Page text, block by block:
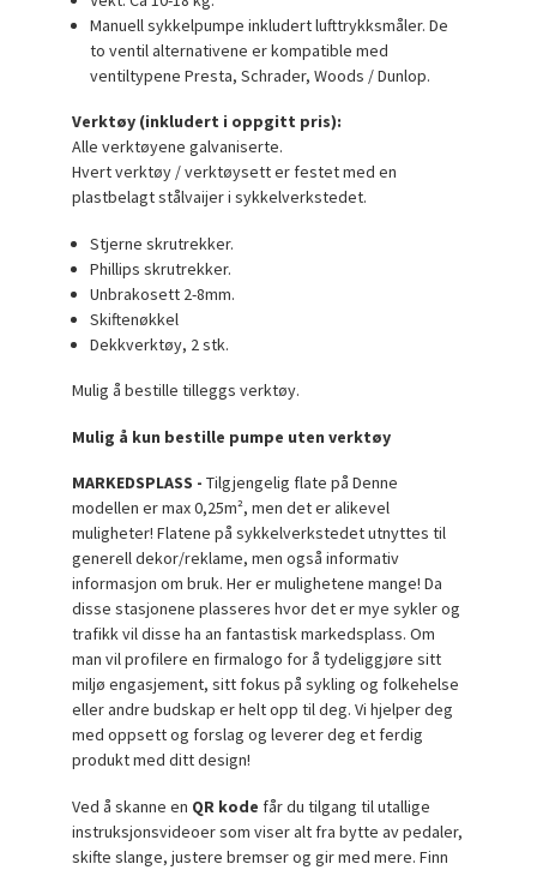
Manuell sykkelpumpe inkludert lufttrykksmåler. De
to ventil alternativene er kompatible med
ventiltypene Presta, Schrader, Woods / Dunlop.
Verktøy (inkludert i oppgitt pris):
Alle verktøyene galvaniserte.
Hvert verktøy / verktøysett er festet med en
plastbelagt stålvaijer i sykkelverkstedet.
Stjerne skrutrekker.
Phillips skrutrekker.
Unbrakosett 2-8mm.
Skiftenøkkel
Dekkverktøy, 2 stk.
Mulig å bestille tilleggs verktøy.
Mulig å kun bestille pumpe uten verktøy
MARKEDSPLASS -Tilgjengelig flate på Denne
modellen er max 0,25m², men det er alikevel
muligheter! Flatene på sykkelverkstedet utnyttes til
generell dekor/reklame, men også informativ
informasjon om bruk. Her er mulighetene mange! Da
disse stasjonene plasseres hvor det er mye sykler og
trafikk vil disse ha an fantastisk markedsplass. Om
man vil profilere en firmalogo for å tydeliggjøre sitt
miljø engasjement, sitt fokus på sykling og folkehelse
eller andre budskap er helt opp til deg. Vi hjelper deg
med oppsett og forslag og leverer deg et ferdig
produkt med ditt design!
Ved å skanne en QR kode får du tilgang til utallige
instruksjonsvideoer som viser alt fra bytte av pedaler,
skifte slange, justere bremser og gir med mere. Finn